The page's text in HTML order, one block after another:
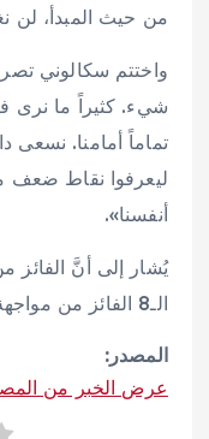
من حيث المبدأ، لن
واختتم سكالوني
شيء. كثيراً ما نرى
تماماً أمامنا. نسعى
ليعرفوا نقاط ضعف
أنفسنا».
يُشار إلى أنَّ الفائز
الـ8 الفائز من مواجهة سويسرا وكولومبيا.
المصدر:
عرض الخبر من